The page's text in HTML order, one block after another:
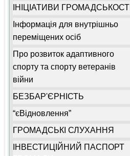
ІНІЦІАТИВИ ГРОМАДСЬКОСТІ
Інформація для внутрішньо
переміщених осіб
Про розвиток адаптивного
спорту та спорту ветеранів
війни
БЕЗБАР'ЄРНІСТЬ
“єВідновлення”
ГРОМАДСЬКІ СЛУХАННЯ
ІНВЕСТИЦІЙНИЙ ПАСПОРТ